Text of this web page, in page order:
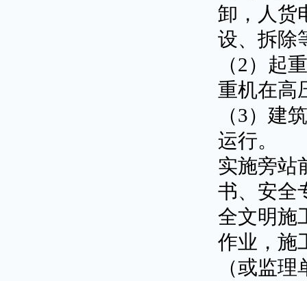
卸，人货
设、拆除
（2）起
重机在高
（3）建
运行。
实施旁站
书、安全
全文明施
作业，施
（或监